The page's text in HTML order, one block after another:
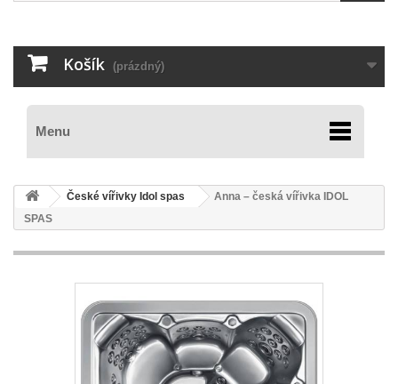
Košík (prázdný)
Menu
České vířivky Idol spas
Anna – česká vířivka IDOL
SPAS